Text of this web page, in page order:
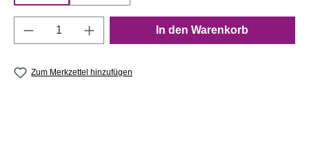
Produkt Anzahl: Gib den gewünschten
In den Warenkorb
Zum Merkzettel hinzufügen